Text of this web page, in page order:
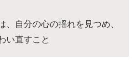
、自分の心の揺れを見つめ、
い直すこと